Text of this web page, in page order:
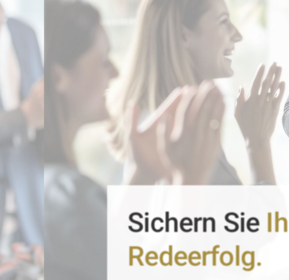
Sichern Sie
Redeerfolg.